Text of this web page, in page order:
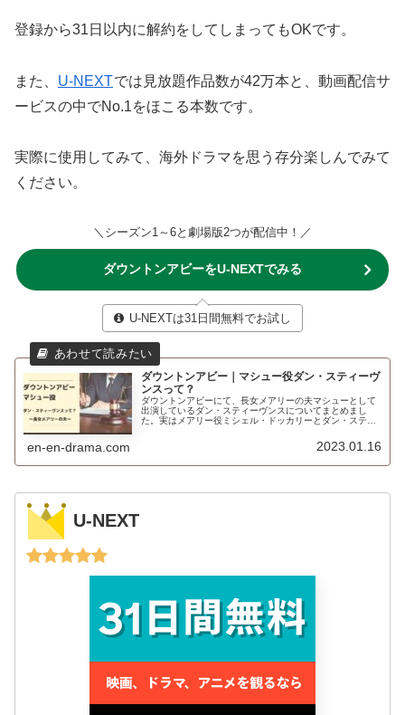
登録から31日以内に解約をしてしまってもOKです。
また、 U-NEXTでは見放題作品数が42万本と、動画配信サ
ービスの中でNo.1をほこる本数です。
実際に使用してみて、海外ドラマを思う存分楽しんでみて
ください。
＼シーズン1～6と劇場版2つが配信中！／
ダウントンアビーをU-NEXTでみる
U-NEXTは31日間無料でお試し
ダウントンアビー｜マシュー役ダン・スティーヴ
ンスって？
ダウントンアビーにて、長女メアリーの夫マシューとして
出演しているダン・スティーヴンスについてまとめまし
た。実はメアリー役ミシェル・ドッカリーとダン・スティ
en-en-drama.com 2023.01.16
U-NEXT